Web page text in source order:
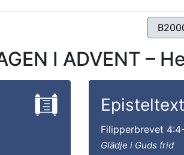
I ADVENT –
Episteltext
Filipperbrevet
Glädje i Guds frid